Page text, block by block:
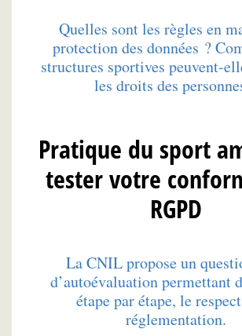
Quelles sont les règles en
protection des données ?
structures sportives peuvent-
les droits des
Pratique du sport
tester votre
RGPD
La CNIL propose un
d’autoévaluation permettant
étape par étape, le
réglementation.